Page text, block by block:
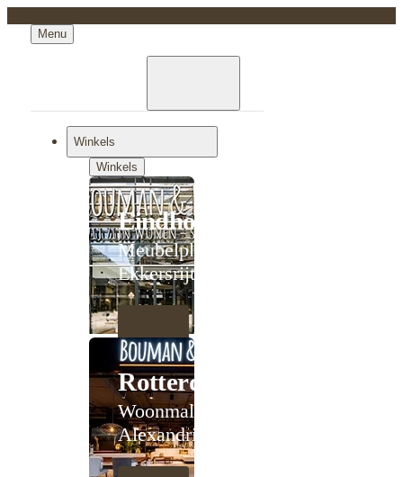
Menu
Winkels
Winkels
Eindhoven
Meubelplein
Ekkersrijt
Rotterdam
Woonmall
Alexandrium